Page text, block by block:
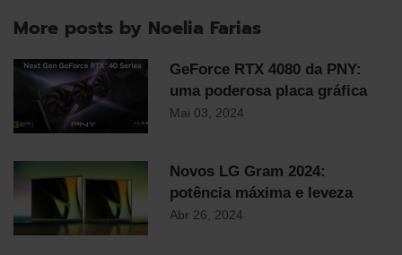
More posts by Noelia Farias
GeForce RTX 4080 da PNY:
uma poderosa placa gráfica
Mai 03, 2024
Novos LG Gram 2024:
potência máxima e leveza
Abr 26, 2024